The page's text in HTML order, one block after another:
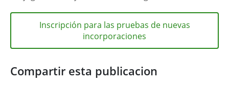
Inscripción para las pruebas de nuevas
incorporaciones
Compartir esta publicacion